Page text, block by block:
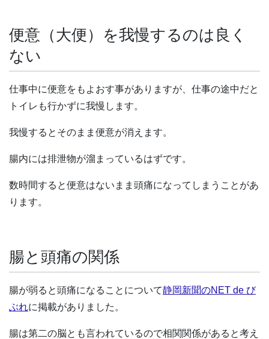
便意（大便）を我慢するのは良く
ない
仕事中に便意をもよおす事がありますが、仕事の途中だと
トイレも行かずに我慢します。
我慢するとそのまま便意が消えます。
腸内には排泄物が溜まっているはずです。
数時間すると便意はないまま頭痛になってしまうことがあ
ります。
腸と頭痛の関係
腸が弱ると頭痛になることについて静岡新聞のNET de び
ぶれに掲載がありました。
腸は第二の脳とも言われているので相関関係があると考え